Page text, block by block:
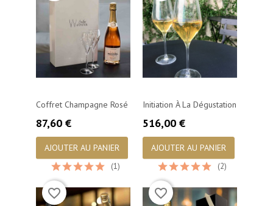
Coffret Champagne Rosé
Prix
87,60 €
AJOUTER AU PANIER
Initiation À La Dégustation
Prix
516,00 €
AJOUTER AU PANIER
(1)
favorite_border
(2)
favorite_border